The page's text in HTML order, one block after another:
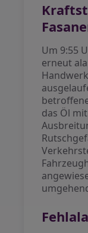
Um 9:55
erneut
das Öl